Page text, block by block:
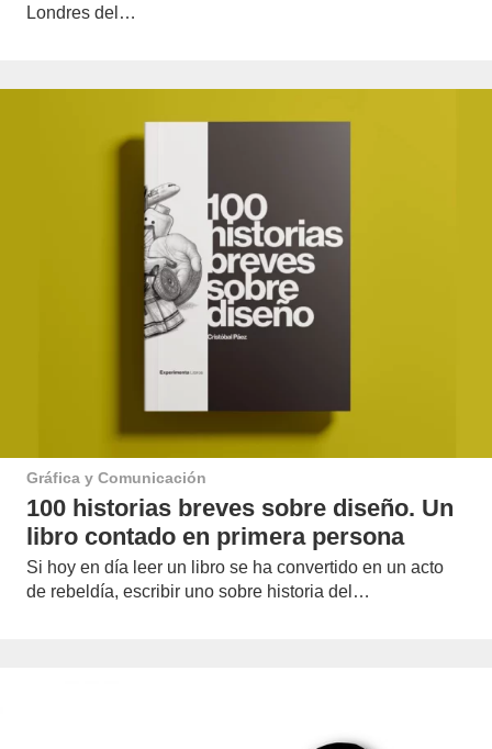
Londres del…
Gráfica y Comunicación
100 historias breves sobre diseño. Un
libro contado en primera persona
Si hoy en día leer un libro se ha convertido en un acto
de rebeldía, escribir uno sobre historia del…